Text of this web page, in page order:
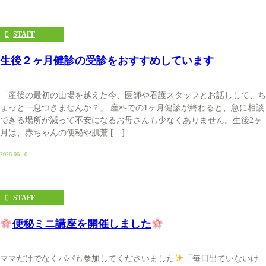
STAFF
生後２ヶ月健診の受診をおすすめしています
「産後の最初の山場を越えた今、医師や看護スタッフとお話しして、ち
ょっと一息つきませんか？」 産科での1ヶ月健診が終わると、急に相談
できる場所が減って不安になるお母さんも少なくありません。生後2ヶ
月は、赤ちゃんの便秘や肌荒 […]
2026.06.16
STAFF
便秘ミニ講座を開催しました
ママだけでなくパパも参加してくださいました
「毎日出ていないけ